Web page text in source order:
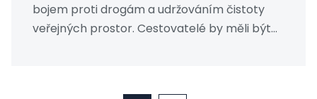
bojem proti drogám a udržováním čistoty
veřejných prostor. Cestovatelé by měli být